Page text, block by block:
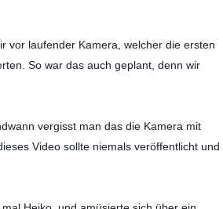
vor laufender Kamera, welcher die ersten
So war das auch geplant, denn wir
vergisst man das die Kamera mit
Video sollte niemals veröffentlicht und